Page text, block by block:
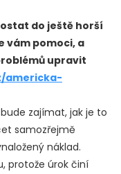
do ještě horší
vám pomoci, a
upravit
americka-
zajímat, jak je to
samozřejmě
náklad.
protože úrok činí